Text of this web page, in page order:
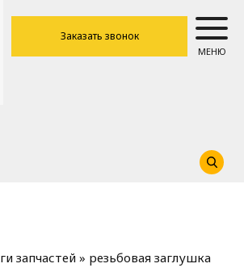
Заказать звонок
МЕНЮ
запчастей » резьбовая заглушка